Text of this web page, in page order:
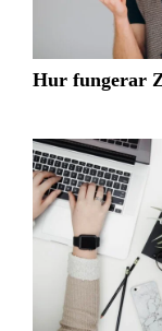
Hur fungerar